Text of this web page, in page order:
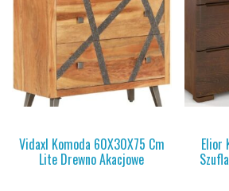
Vidaxl Komoda 60X30X75 Cm
Lite Drewno Akacjowe
Elior